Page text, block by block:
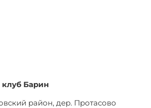
Барин
район, дер. Протасово